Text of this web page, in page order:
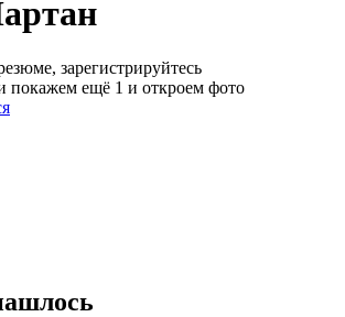
зарегистрируйтесь
покажем ещё 1 и откроем фото